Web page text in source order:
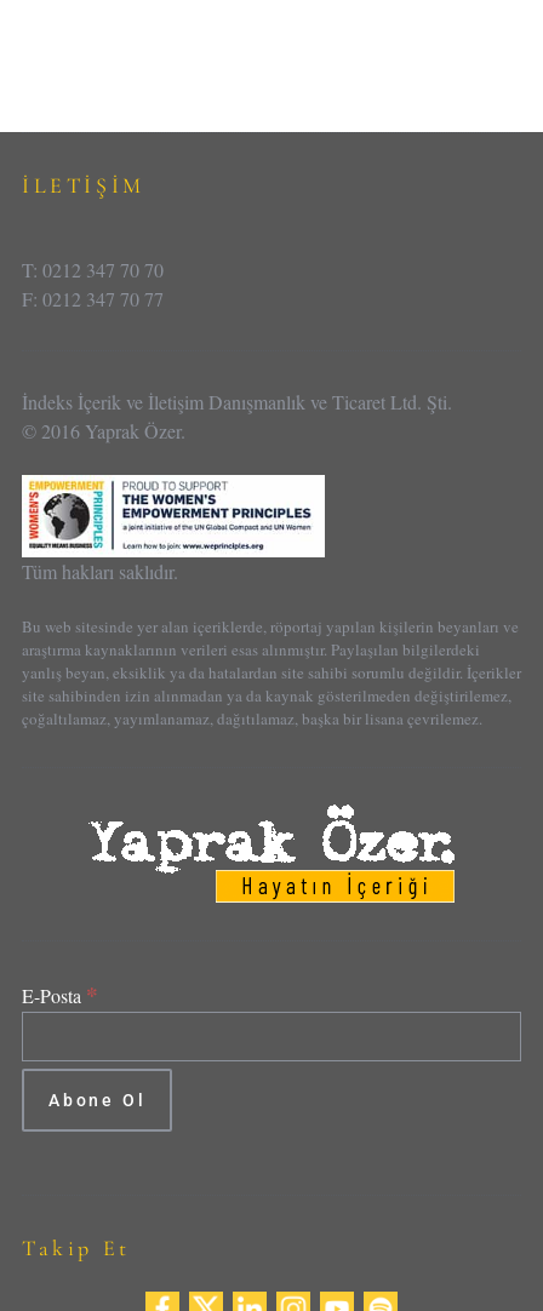
İLETİŞİM
T: 0212 347 70 70
F: 0212 347 70 77
İndeks İçerik ve İletişim Danışmanlık ve Ticaret Ltd. Şti.
© 2016 Yaprak Özer.
Tüm hakları saklıdır.
Bu web sitesinde yer alan içeriklerde, röportaj yapılan kişilerin beyanları ve
araştırma kaynaklarının verileri esas alınmıştır. Paylaşılan bilgilerdeki
yanlış beyan, eksiklik ya da hatalardan site sahibi sorumlu değildir. İçerikler
site sahibinden izin alınmadan ya da kaynak gösterilmeden değiştirilemez,
çoğaltılamaz, yayımlanamaz, dağıtılamaz, başka bir lisana çevrilemez.
E-Posta *
Takip Et